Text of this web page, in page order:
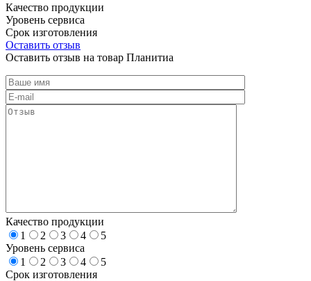
Качество продукции
Уровень сервиса
Срок изготовления
Оставить отзыв
Оставить отзыв на товар Планитиа
Качество продукции
1
2 3 4
5
Уровень сервиса
1
2 3 4
5
Срок изготовления